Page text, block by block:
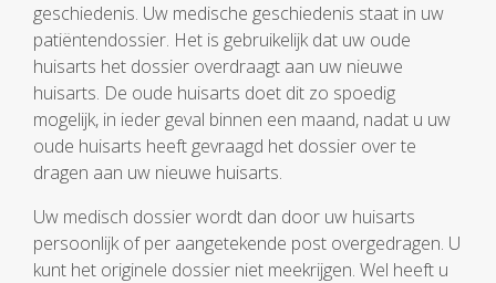
geschiedenis. Uw medische geschiedenis staat in uw
patiëntendossier. Het is gebruikelijk dat uw oude
huisarts het dossier overdraagt aan uw nieuwe
huisarts. De oude huisarts doet dit zo spoedig
mogelijk, in ieder geval binnen een maand, nadat u uw
oude huisarts heeft gevraagd het dossier over te
dragen aan uw nieuwe huisarts.
Uw medisch dossier wordt dan door uw huisarts
persoonlijk of per aangetekende post overgedragen. U
kunt het originele dossier niet meekrijgen. Wel heeft u